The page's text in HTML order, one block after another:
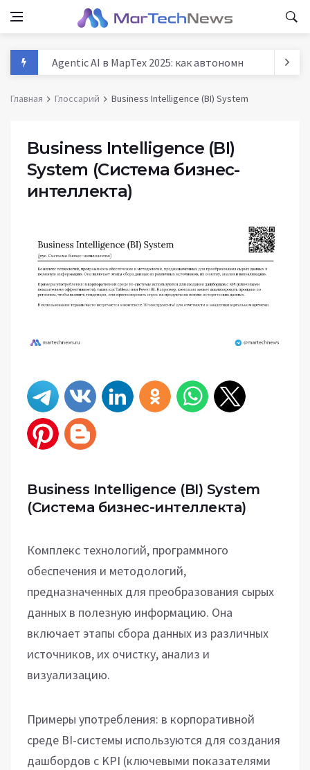
Agentic AI в МарТех 2025: как автономные агенты
История маркетинга: от древних базаров до AI -
Главная Глоссарий Business Intelligence (BI) System
Business Intelligence (BI)
System (Система бизнес-
интеллекта)
Business Intelligence (BI) System
(Система бизнес-интеллекта)
Комплекс технологий, программного
обеспечения и методологий,
предназначенных для преобразования сырых
данных в полезную информацию. Она
включает этапы сбора данных из различных
источников, их очистку, анализ и
визуализацию.
Примеры употребления: в корпоративной
среде BI-системы используются для создания
дашбордов с KPI (ключевыми показателями